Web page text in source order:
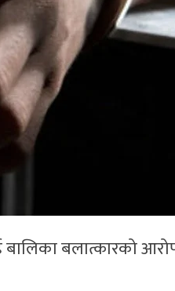
बलात्कारको